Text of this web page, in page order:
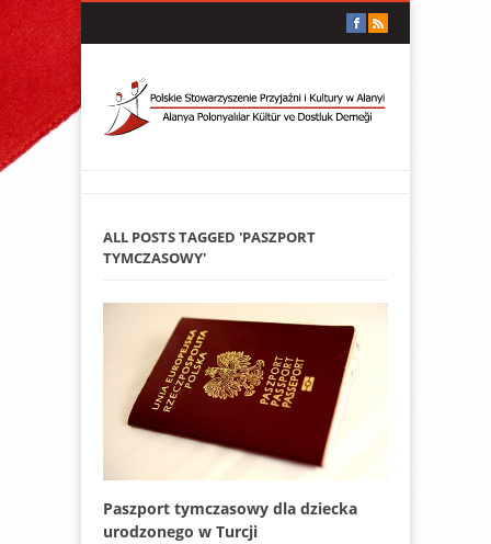
ALL POSTS TAGGED 'PASZPORT
TYMCZASOWY'
Paszport tymczasowy dla dziecka
urodzonego w Turcji